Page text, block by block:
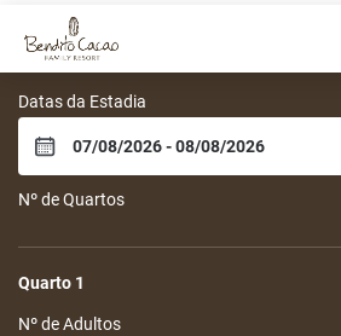
Bendito Cacao
Datas da Estadia
Nº de Quartos
Quarto 1
Nº de Adultos